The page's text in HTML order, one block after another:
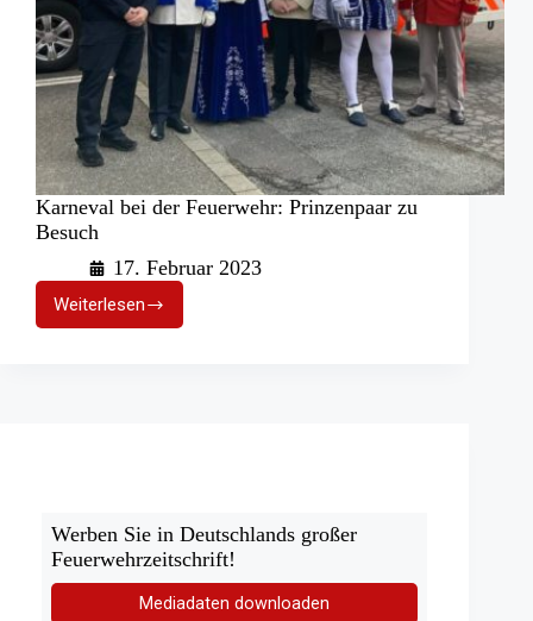
Karneval bei der Feuerwehr: Prinzenpaar zu
Besuch
17. Februar 2023
Weiterlesen
Karneval
bei
Werben Sie in Deutschlands großer
Feuerwehrzeitschrift!
Mediadaten downloaden